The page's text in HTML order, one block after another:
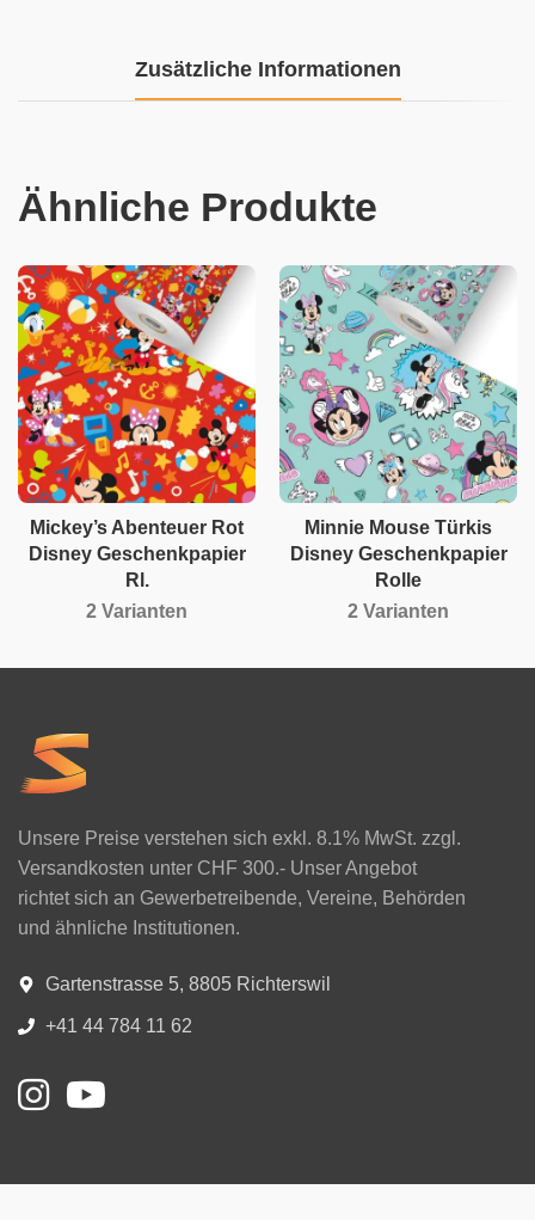
Zusätzliche Informationen
Ähnliche Produkte
Mickey’s Abenteuer Rot
Disney Geschenkpapier
Rl.
2 Varianten
Minnie Mouse Türkis
Disney Geschenkpapier
Rolle
2 Varianten
Unsere Preise verstehen sich exkl. 8.1% MwSt. zzgl.
Versandkosten unter CHF 300.- Unser Angebot
richtet sich an Gewerbetreibende, Vereine, Behörden
und ähnliche Institutionen.
Gartenstrasse 5, 8805 Richterswil
+41 44 784 11 62